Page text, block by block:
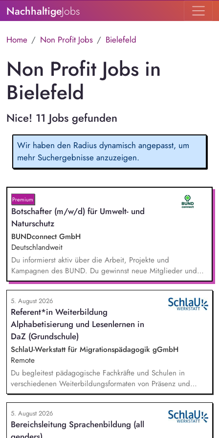
NachhaltigeJobs
Home Non Profit Jobs Bielefeld
Non Profit Jobs in
Bielefeld
Nice! 11 Jobs gefunden
Wir haben den Radius dynamisch angepasst, um
mehr Suchergebnisse anzuzeigen.
Premium
Botschafter (m/w/d) für Umwelt- und
Naturschutz
BUNDconnect GmbH
Deutschlandweit
Du informierst aktiv über die Arbeit, Projekte und
Kampagnen des BUND. Du gewinnst neue Mitglieder und
stärkst damit langfristig den Umwelt- und Naturschutz. Du
beantwortest Fragen zu Umwelt-, Arten- und Klimaschutz nach
bestem Wissen und Gewissen. Du unterstützt Kampagnen
und Aktionen, beispielsweise durch das Sammeln von
Unterschriften für Petitionen.
5. August 2026
Referent*in Weiterbildung
Alphabetisierung und Lesenlernen in
DaZ (Grundschule)
SchlaU-Werkstatt für Migrationspädagogik gGmbH
Remote
Du begleitest pädagogische Fachkräfte und Schulen in
verschiedenen Weiterbildungsformaten von Präsenz und
Online-Workshops bis hin zu pädogischen Tagen und erstellst
Online-Selbstlernkurse für unsere Plattform schlau-lernen.org.
Die inhaltlichen Schwerpunkte liegen dabei auf den
Bereichen Lesen lernen, Mehrsprachigkeitsbewusstsein und
5. August 2026
Bereichsleitung Sprachenbildung (all